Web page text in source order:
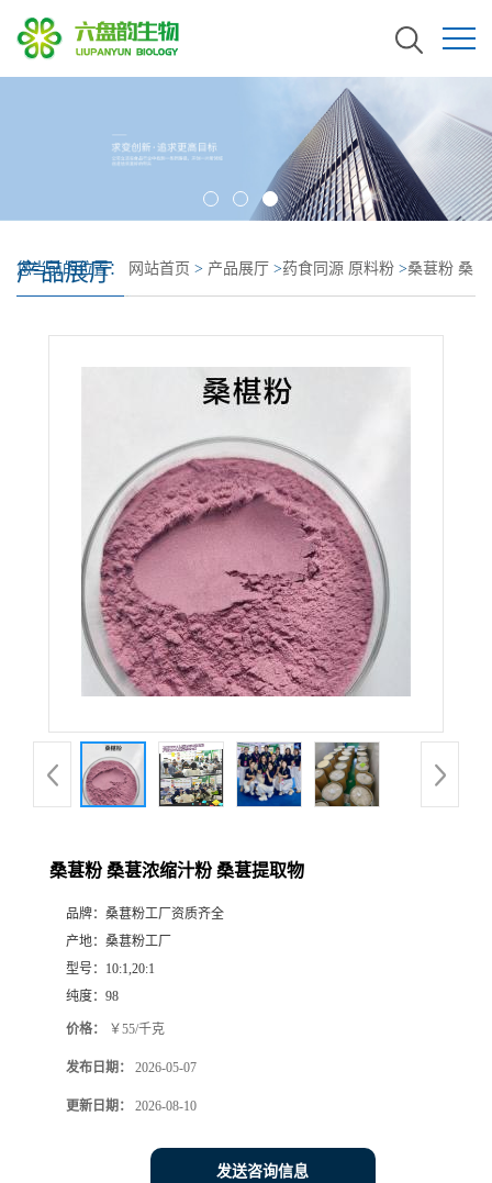
产品展厅
您当前的位置： 网站首页 > 产品展厅 >药食同源 原料粉 >桑葚粉 桑
桑葚粉 桑葚浓缩汁粉 桑葚提取物
品牌： 桑葚粉工厂资质齐全
产地： 桑葚粉工厂
型号： 10:1,20:1
纯度： 98
价格： ￥55/千克
发布日期： 2026-05-07
更新日期： 2026-08-10
发送咨询信息